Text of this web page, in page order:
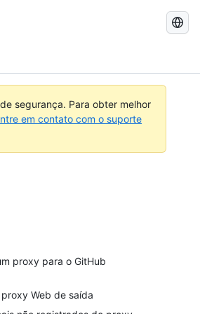
Pesquisar
segurança. Para obter melhor
em contato com o suporte
proxy para o GitHub
Web de saída